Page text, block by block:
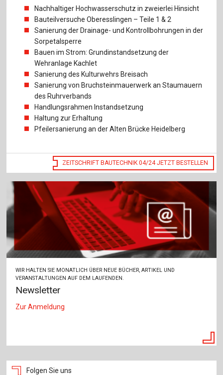
Nachhaltiger Hochwasserschutz in zweierlei Hinsicht
Bauteilversuche Oberesslingen – Teile 1 & 2
Sanierung der Drainage- und Kontrollbohrungen in der
Sorpetalsperre
Bauen im Strom: Grundinstandsetzung der
Wehranlage Kachlet
Sanierung des Kulturwehrs Breisach
Sanierung von Bruchsteinmauerwerk an Staumauern
des Ruhrverbands
Handlungsrahmen Instandsetzung
Haltung zur Erhaltung
Pfeilersanierung an der Alten Brücke Heidelberg
ZEITSCHRIFT BAUTECHNIK 04/24 JETZT BESTELLEN
WIR HALTEN SIE MONATLICH ÜBER NEUE BÜCHER, ARTIKEL UND
VERANSTALTUNGEN AUF DEM LAUFENDEN.
Newsletter
Zur Anmeldung
Folgen Sie uns